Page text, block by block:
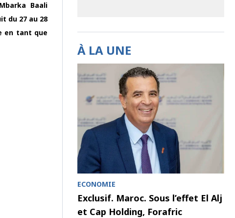
Baali
du 27 au 28
en tant que
À LA UNE
ECONOMIE
Exclusif. Maroc. Sous l’effet El Alj
et Cap Holding, Forafric